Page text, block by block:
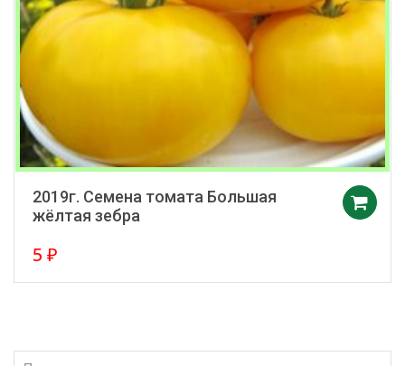
2019г. Семена томата Большая
жёлтая зебра
5 ₽
Искать: